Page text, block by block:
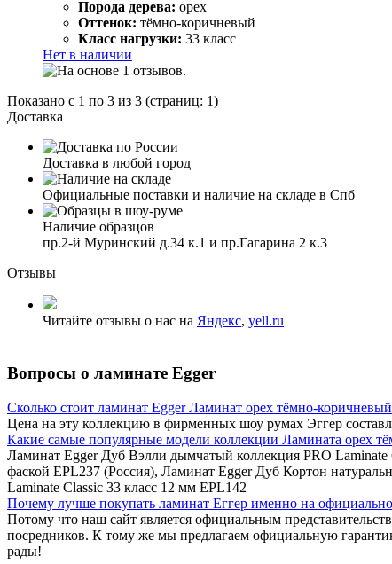
Порода дерева: орех
Оттенок: тёмно-коричневый
Класс нагрузки: 33 класс
Нет в наличии
Показано с 1 по 3 из 3 (страниц: 1)
Доставка
Доставка в любой город
Официальные поставки и наличие на складе в Спб
Наличие образцов
пр.2-й Муринский д.34 к.1 и пр.Гагарина 2 к.3
Отзывы
Читайте отзывы о нас на Яндекс, yell.ru
Вопросы о ламинате Egger
Сколько стоит ламинат Egger Ламинат орех тёмно-
Цена на эту коллекцию в фирменных шоу румах Эггер
Какие самые популярные модели коллекции Ламината орех
Ламинат Egger Дуб Вэлли дымчатый коллекция PRO Laminate
фаской EPL237 (Россия), Ламинат Egger Дуб Кортон
Laminate Classic 33 класс 12 мм EPL142
Почему лучше покупать ламинат Еггер именно на
Потому что наш сайт является официальным
посредников. К тому же мы предлагаем официальную
рады!